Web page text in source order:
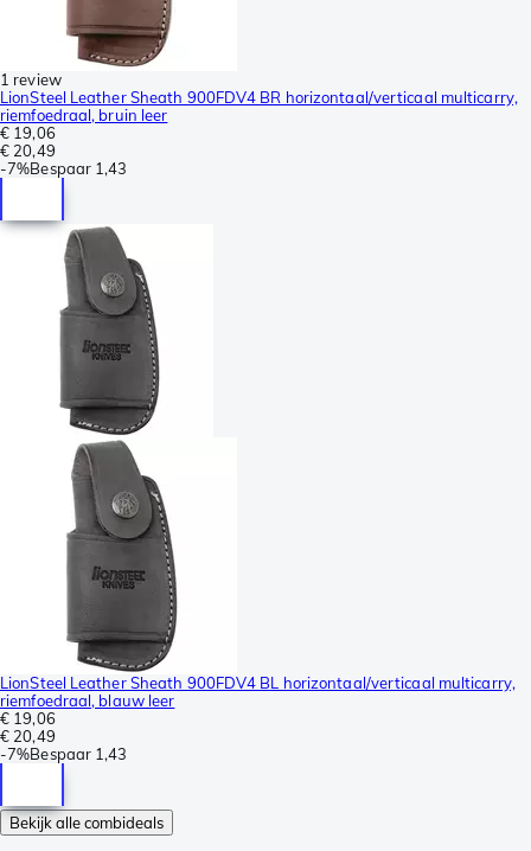
1 review
LionSteel Leather Sheath 900FDV4 BR horizontaal/verticaal multicarry,
riemfoedraal, bruin leer
€ 19,06
€ 20,49
-7%Bespaar 1,43
LionSteel Leather Sheath 900FDV4 BL horizontaal/verticaal multicarry,
riemfoedraal, blauw leer
€ 19,06
€ 20,49
-7%Bespaar 1,43
Bekijk alle combideals